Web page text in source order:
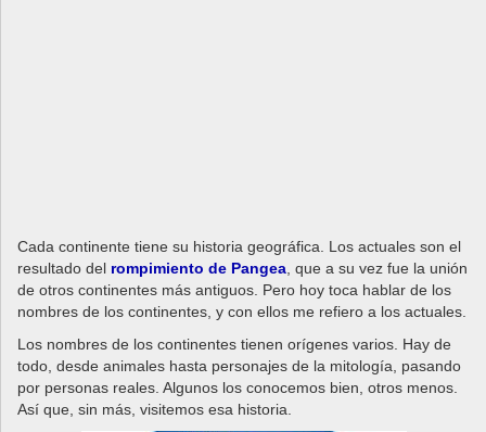
Cada continente tiene su historia geográfica. Los actuales son el
resultado del rompimiento de Pangea , que a su vez fue la unión
de otros continentes más antiguos. Pero hoy toca hablar de los
nombres de los continentes, y con ellos me refiero a los actuales.
Los nombres de los continentes tienen orígenes varios. Hay de
todo, desde animales hasta personajes de la mitología, pasando
por personas reales. Algunos los conocemos bien, otros menos.
Así que, sin más, visitemos esa historia.